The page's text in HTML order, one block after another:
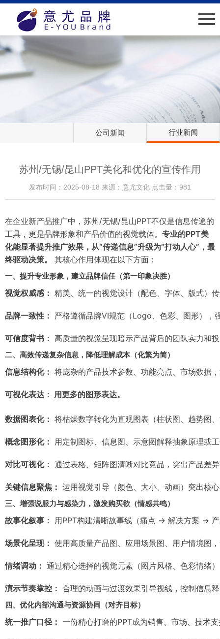
网站首页
关于我们
人才招聘
客户服务
联系我们
行业新闻
公司新闻
苏州/无锡/昆山PPT美化和优化的宣传作用
发布时间：2025-08-18 来源：意尤文化 点击量：981
在企业新产品推广中，苏州/无锡/昆山PPT不仅是信息传递的
工具，更是品牌形象和产品价值的视觉载体。 专业的PPT美
化能显著提升推广效果，从“传递信息”升级为“打动人心”，最
终驱动决策。
其核心作用体现在以下方面：
一、提升专业形象，建立品牌信任（第一印象决胜）
视觉权威感： 精美、统一的视觉设计（配色、字体、版式）
品牌一致性： 严格遵循品牌VI规范（Logo、色彩、图形），
可信度背书： 高质量的视觉呈现暗示产品背后的团队实力和
二、高效传递复杂信息，降低理解成本（化繁为简）
信息结构化： 将庞杂的产品技术参数、功能亮点、市场数据
可视化表达： 用更多的图形表达。
数据图表化： 将枯燥数字转化为直观图表（柱状图、趋势图
概念图形化： 用定制图标、信息图、示意图解释抽象原理或
对比可视化： 通过表格、矩阵图清晰对比竞品，突出产品差
关键信息聚焦： 运用视觉引导（颜色、大小、动画）突出核
三、增强说服力与感染力，激发购买欲（情感共鸣）
故事化叙事： 用PPT构建清晰故事线（痛点 → 解决方案 →
场景化呈现： 使用高质量产品图、应用场景图、用户情境图
情绪调动： 通过精心选择的视觉元素（图片风格、色彩情绪
演示节奏掌控： 合理的动画与过渡效果引导视线，控制信息
四、优化内部沟通与资源协同（对齐目标）
统一推广口径： 一份精心打磨的PPT成为销售、市场、技术